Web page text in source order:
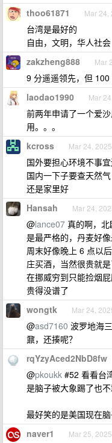
thoo61871 Mar 24,
台湾是最好的
自由，文明，华人社会
zakzheng888 Mar
9 分遥遥领先，但 100
laodao1990 Mar
前两年申请了一个爱
用。。。
kcross Mar 24, 2025
国外要担心环境不事
国内一下子要查天然
还是家里好
Hansah Mar 24,
@lance07 真的啊，
是最严格的，丹麦好
周末好像晚上 6 点以
庄买酒，当然很贵就
在挪威穷到只能捡烟
贵得没谱了
wongtk Mar 24,
@asd7160 波罗地海
鼐，还揍呢？
rqYzyAced2NbD8fw
@pkoukk #52 看看台
是脑子被大象踢了也
最好笑的是美国现在
naver1 Mar 25, 2025